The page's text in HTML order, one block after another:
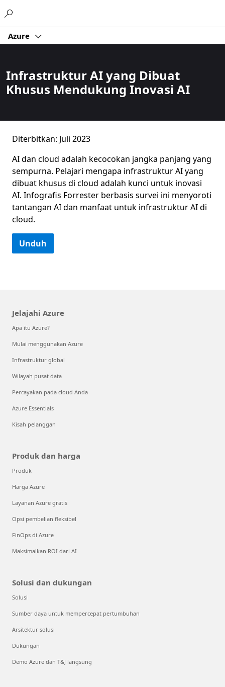
Azure
Infrastruktur AI yang Dibuat
Khusus Mendukung Inovasi AI
Diterbitkan: Juli 2023
AI dan cloud adalah kecocokan jangka panjang yang
sempurna. Pelajari mengapa infrastruktur AI yang
dibuat khusus di cloud adalah kunci untuk inovasi
AI. Infografis Forrester berbasis survei ini menyoroti
tantangan AI dan manfaat untuk infrastruktur AI di
cloud.
Unduh
Jelajahi Azure
Apa itu Azure?
Mulai menggunakan Azure
Infrastruktur global
Wilayah pusat data
Percayakan pada cloud Anda
Azure Essentials
Kisah pelanggan
Produk dan harga
Produk
Harga Azure
Layanan Azure gratis
Opsi pembelian fleksibel
FinOps di Azure
Maksimalkan ROI dari AI
Solusi dan dukungan
Solusi
Sumber daya untuk mempercepat pertumbuhan
Arsitektur solusi
Dukungan
Demo Azure dan T&J langsung